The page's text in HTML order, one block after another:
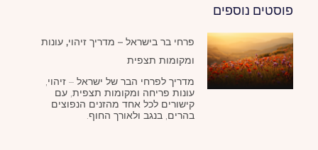
פוסטים נוספים
פרחי בר בישראל – מדריך זיהוי, עונות
ומקומות תצפית
מדריך לפרחי הבר של ישראל – זיהוי,
עונות פריחה ומקומות תצפית, עם
קישורים לכל אחד מהזנים הנפוצים
בהרים, בנגב ולאורך החוף.